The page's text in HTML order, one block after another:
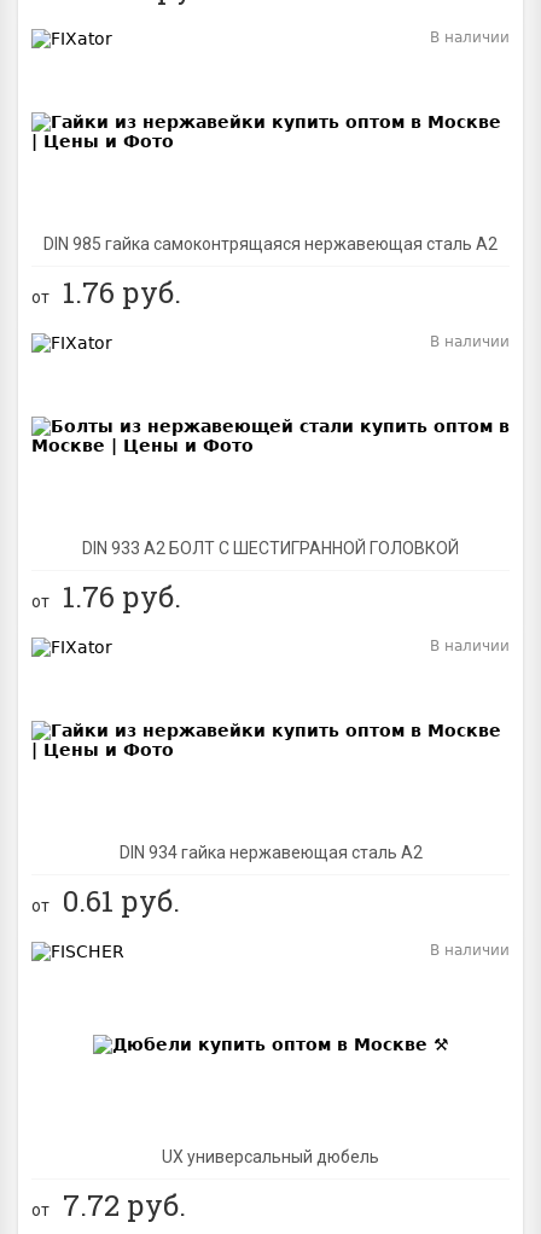
DIN 985 гайка самоконтрящаяся нержавеющая сталь A2
В наличии
от 1.76 руб.
DIN 933 А2 БОЛТ С ШЕСТИГРАННОЙ ГОЛОВКОЙ
В наличии
от 1.76 руб.
DIN 934 гайка нержавеющая сталь A2
В наличии
от 0.61 руб.
UX универсальный дюбель
В наличии
от 7.72 руб.